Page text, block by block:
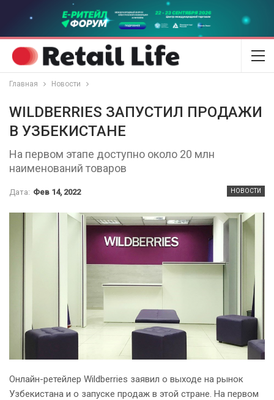
Главная Новости
WILDBERRIES ЗАПУСТИЛ ПРОДАЖИ
В УЗБЕКИСТАНЕ
На первом этапе доступно около 20 млн
наименований товаров
НОВОСТИ
Дата: Фев 14, 2022
Онлайн-ретейлер Wildberries заявил о выходе на рынок
Узбекистана и о запуске продаж в этой стране. На первом